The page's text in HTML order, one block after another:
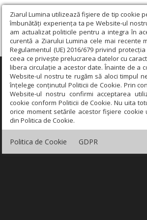
Ziarul Lumina utilizează fişiere de tip cookie
îmbunătăți experiența ta pe Website-ul
am actualizat politicile pentru a integra în
curentă a Ziarului Lumina cele mai recente
Regulamentul (UE) 2016/679 privind
ceea ce privește prelucrarea datelor cu
libera circulație a acestor date. Înainte de a
Website-ul nostru te rugăm să aloci timpul
înțelege conținutul Politicii de Cookie. Prin
Website-ul nostru confirmi acceptarea
cookie conform Politicii de Cookie. Nu uita
orice moment setările acestor fişiere cookie
din Politica de Cookie.
Politica de Cookie GDPR